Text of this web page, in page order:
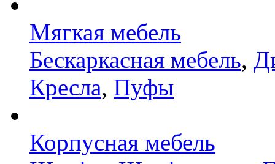
Мягкая мебель
Бескаркасная мебель,
Кресла, Пуфы
Корпусная мебель